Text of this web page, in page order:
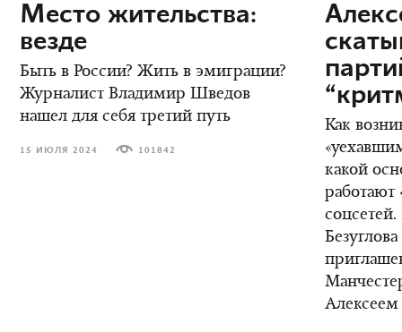
Место жительства:
везде
Быть в России? Жить в эмиграции?
Журналист Владимир Шведов
нашел для себя третий путь
15 ИЮЛЯ 2024 101842
Как
какой
работают